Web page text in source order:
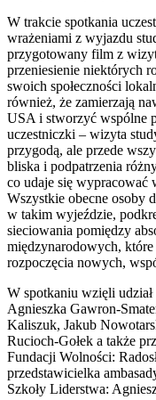
W trakcie spotkania
wrażeniami z wyjazdu
przygotowany film z
przeniesienie niektórych
swoich społeczności
również, że zamierzają
USA i stworzyć wspólne
uczestniczki – wizyta
przygodą, ale przede
bliska i podpatrzenia
co udaje się wypracować
Wszystkie obecne osoby
w takim wyjeździe,
sieciowania pomiędzy
międzynarodowych,
rozpoczęcia nowych,
W spotkaniu wzięli
Agnieszka Gawron-
Kaliszuk, Jakub
Rucioch-Gołek a także
Fundacji Wolności:
przedstawicielka
Szkoły Liderstwa: